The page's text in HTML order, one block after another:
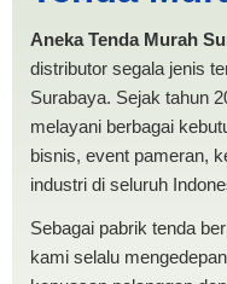
MURAH
Aneka Tenda Murah
distributor segala jenis
Surabaya. Sejak tahun
melayani berbagai
bisnis, event pameran,
industri di seluruh
Sebagai pabrik tenda
kami selalu